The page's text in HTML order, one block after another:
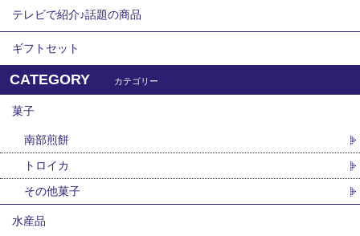
テレビで紹介♪話題の商品
ギフトセット
CATEGORY カテゴリー
菓子
南部煎餅
トロイカ
その他菓子
水産品